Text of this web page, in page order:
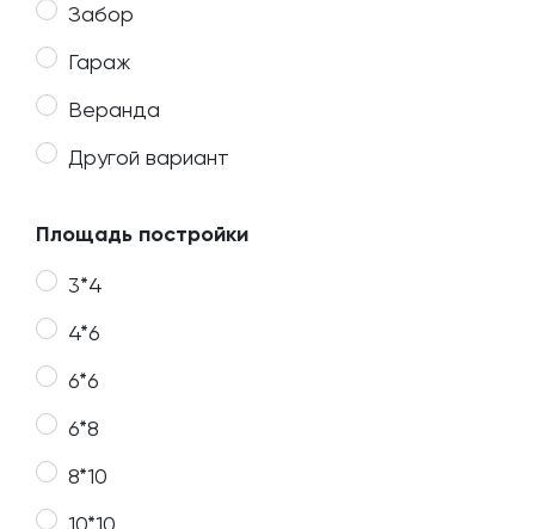
Забор
Гараж
Веранда
Другой вариант
Площадь постройки
3*4
4*6
6*6
6*8
8*10